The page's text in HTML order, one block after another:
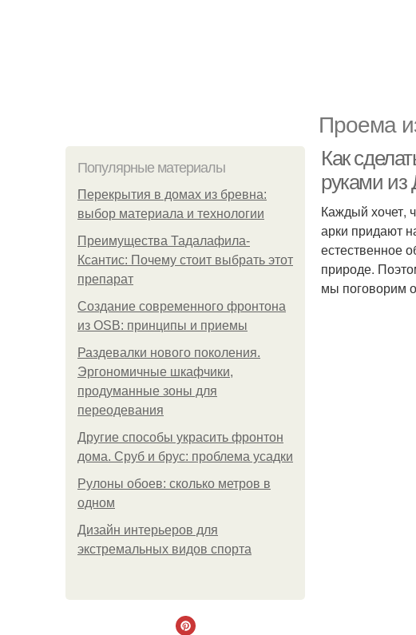
Проема
Популярные материалы
Перекрытия в домах из бревна:
выбор материала и технологии
Преимущества Тадалафила-
Ксантис: Почему стоит выбрать этот
препарат
Создание современного фронтона
из OSB: принципы и приемы
Раздевалки нового поколения.
Эргономичные шкафчики,
продуманные зоны для
переодевания
Другие способы украсить фронтон
дома. Сруб и брус: проблема усадки
Рулоны обоев: сколько метров в
одном
Дизайн интерьеров для
экстремальных видов спорта
Как
руками
Каждый хочет,
арки придают
естественное
природе.
мы поговорим